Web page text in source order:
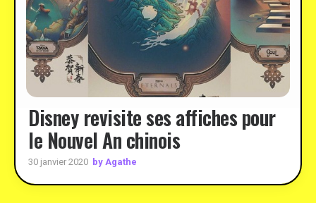
Disney revisite ses affiches pour
le Nouvel An chinois
30 janvier 2020 by Agathe